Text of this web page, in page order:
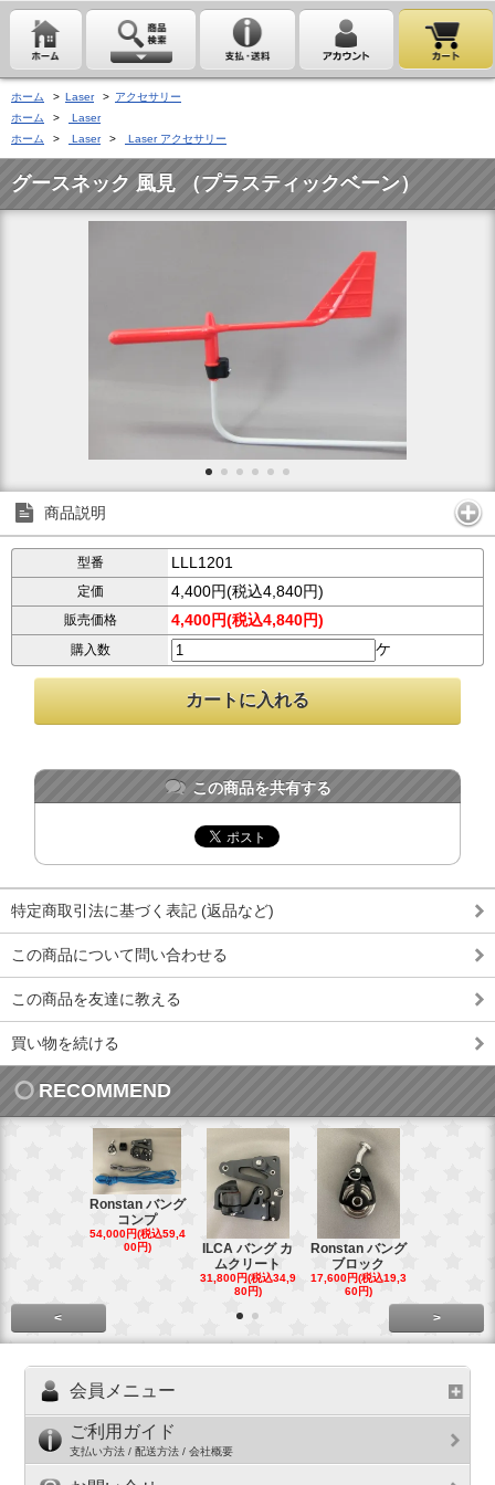
ホーム > Laser > アクセサリー
ホーム
>
Laser
ホーム
> Laser > Laser アクセサリー
グースネック 風見 （プラスティックベーン）
商品説明
型番 LLL1201
定価 4,400円(税込4,840円)
販売価格 4,400円(税込4,840円)
購入数 ケ
この商品を共有する
特定商取引法に基づく表記 (返品など)
この商品について問い合わせる
この商品を友達に教える
買い物を続ける
RECOMMEND
Ronstan バング
コンプ
54,000円(税込59,4
00円)
ILCA バング カ
ムクリート
31,800円(税込34,9
80円)
Ronstan バング
ブロック
17,600円(税込19,3
60円)
< >
会員メニュー
ご利用ガイド
支払い方法 / 配送方法 / 会社概要